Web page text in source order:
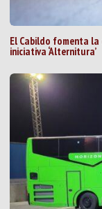
El Cabildo fomenta
iniciativa ‘Alternitura’